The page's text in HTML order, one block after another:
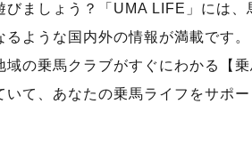
びましょう？「UMA LIFE」には、
ような国内外の情報が満載です。
域の乗馬クラブがすぐにわかる【
いて、あなたの乗馬ライフをサポー